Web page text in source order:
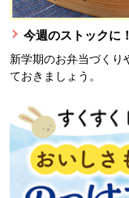
今週のストックに！
新学期のお弁当づくり
ておきましょう。